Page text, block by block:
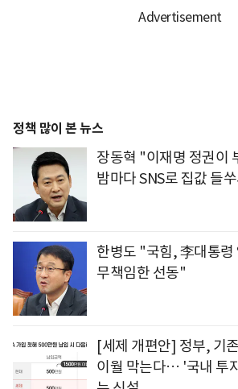
정책 많이 본 뉴스
장동혁 "이재명 정권이
밤마다 SNS로 집값 들
한병도 "국힘, 李대통령
무책임한 선동"
[세제 개편안] 정부, 기
이월 막는다… '국내 투